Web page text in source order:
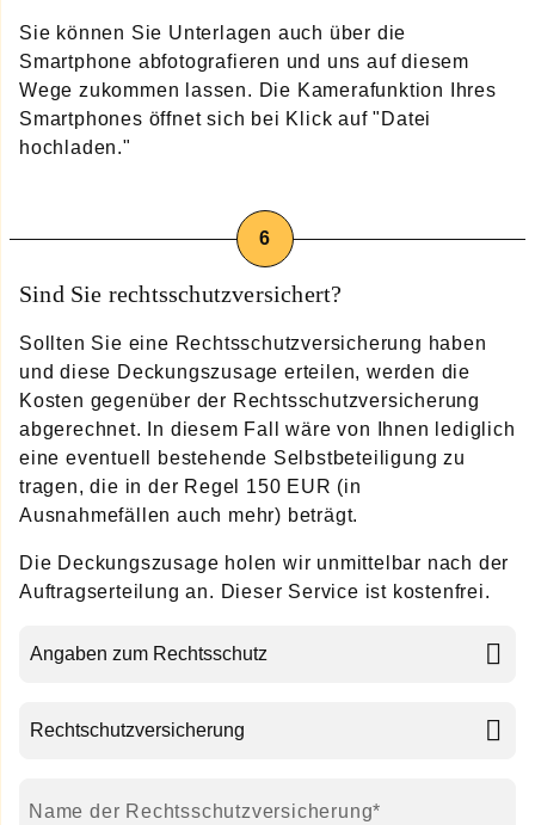
Sie können Sie Unterlagen auch über die
Smartphone abfotografieren und uns auf diesem
Wege zukommen lassen. Die Kamerafunktion Ihres
Smartphones öffnet sich bei Klick auf "Datei
hochladen."
Sind Sie rechtsschutzversichert?
Sollten Sie eine Rechtsschutzversicherung haben
und diese Deckungszusage erteilen, werden die
Kosten gegenüber der Rechtsschutzversicherung
abgerechnet. In diesem Fall wäre von Ihnen lediglich
eine eventuell bestehende Selbstbeteiligung zu
tragen, die in der Regel 150 EUR (in
Ausnahmefällen auch mehr) beträgt.
Die Deckungszusage holen wir unmittelbar nach der
Auftragserteilung an. Dieser Service ist kostenfrei.
Pflichtfeld
Name der Rechtsschutzversicherung*